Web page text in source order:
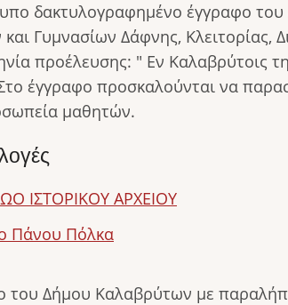
δακτυλογραφημένο έγγραφο
και Γυμνασίων Δάφνης,
προέλευσης: " Εν Καλαβρύτοις
έγγραφο προσκαλούνται να
μαθητών.
ΙΣΤΟΡΙΚΟΥ ΑΡΧΕΙΟΥ
Πάνου Πόλκα
του Δήμου Καλαβρύτων με